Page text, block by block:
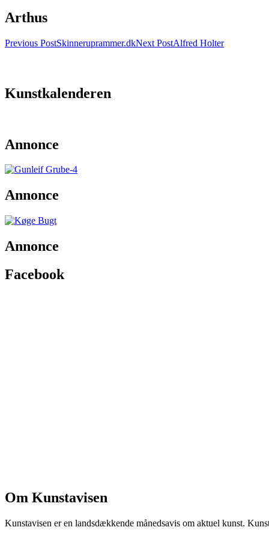
Arthus
Post
Previous PostSkinneruprammer.dkNext PostAlfred Holter
Kunstkalenderen
Annonce
Annonce
Annonce
Facebook
Om Kunstavisen
Kunstavisen er en landsdækkende månedsavis om aktuel kunst.